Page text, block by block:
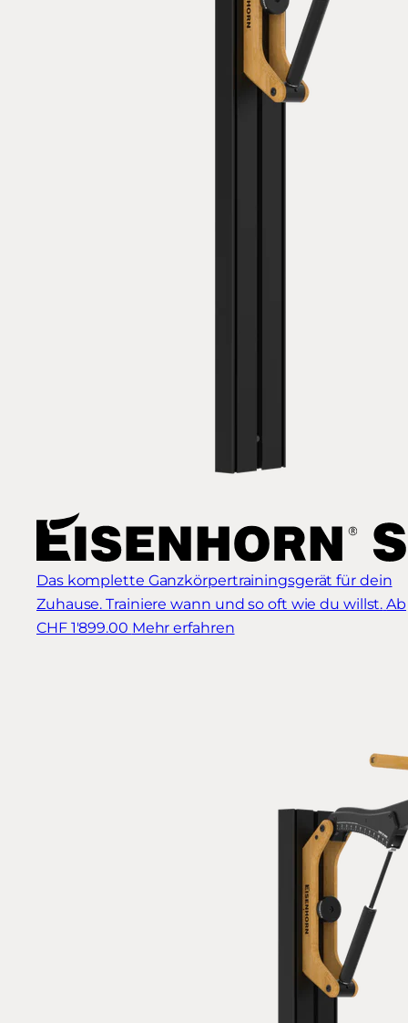
Das komplette Ganzkörpertrainingsgerät für dein
Zuhause. Trainiere wann und so oft wie du willst. Ab
CHF 1'899.00 Mehr erfahren